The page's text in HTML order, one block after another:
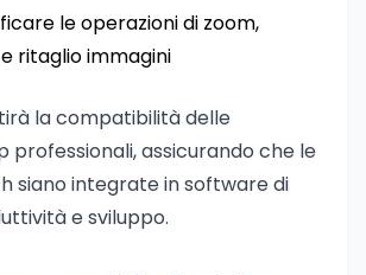
le operazioni di zoom,
ritaglio immagini
la compatibilità delle
professionali, assicurando che le
siano integrate in software di
e sviluppo.